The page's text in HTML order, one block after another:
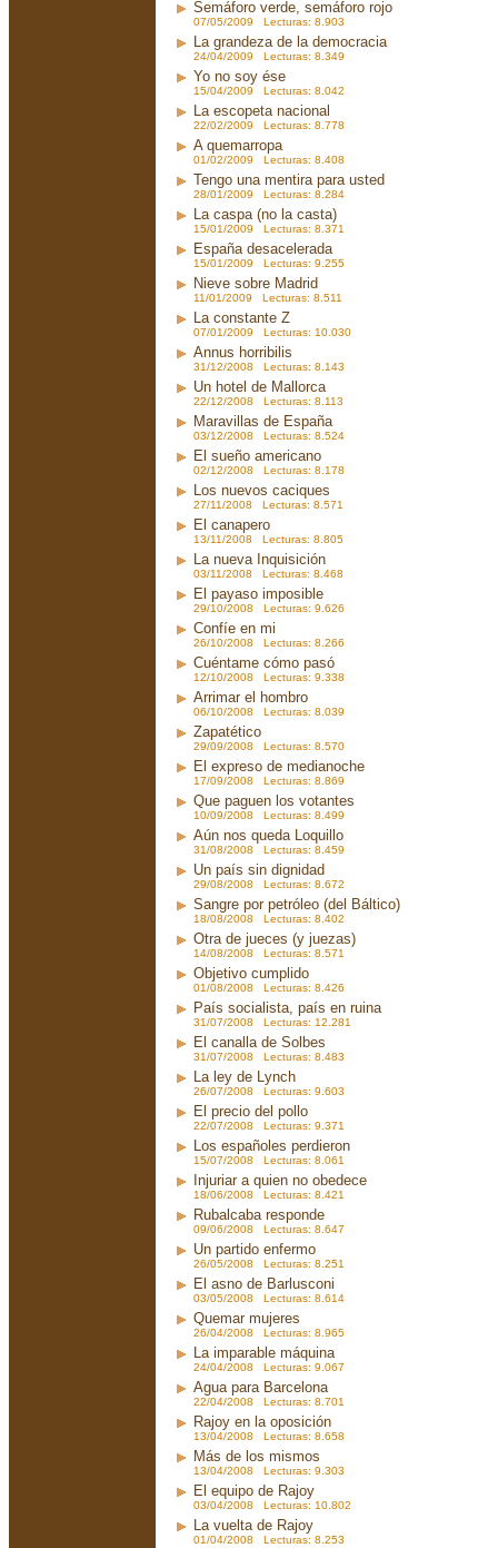
Semáforo verde, semáforo rojo
07/05/2009 Lecturas: 8.903
La grandeza de la democracia
24/04/2009 Lecturas: 8.349
Yo no soy ése
15/04/2009 Lecturas: 8.042
La escopeta nacional
22/02/2009 Lecturas: 8.778
A quemarropa
01/02/2009 Lecturas: 8.408
Tengo una mentira para usted
28/01/2009 Lecturas: 8.284
La caspa (no la casta)
15/01/2009 Lecturas: 8.371
España desacelerada
15/01/2009 Lecturas: 9.255
Nieve sobre Madrid
11/01/2009 Lecturas: 8.511
La constante Z
07/01/2009 Lecturas: 10.030
Annus horribilis
31/12/2008 Lecturas: 8.143
Un hotel de Mallorca
22/12/2008 Lecturas: 8.113
Maravillas de España
03/12/2008 Lecturas: 8.524
El sueño americano
02/12/2008 Lecturas: 8.178
Los nuevos caciques
27/11/2008 Lecturas: 8.571
El canapero
13/11/2008 Lecturas: 8.805
La nueva Inquisición
03/11/2008 Lecturas: 8.468
El payaso imposible
29/10/2008 Lecturas: 9.626
Confíe en mi
26/10/2008 Lecturas: 8.266
Cuéntame cómo pasó
12/10/2008 Lecturas: 9.338
Arrimar el hombro
06/10/2008 Lecturas: 8.039
Zapatético
29/09/2008 Lecturas: 8.570
El expreso de medianoche
17/09/2008 Lecturas: 8.869
Que paguen los votantes
10/09/2008 Lecturas: 8.499
Aún nos queda Loquillo
31/08/2008 Lecturas: 8.459
Un país sin dignidad
29/08/2008 Lecturas: 8.672
Sangre por petróleo (del Báltico)
18/08/2008 Lecturas: 8.402
Otra de jueces (y juezas)
14/08/2008 Lecturas: 8.571
Objetivo cumplido
01/08/2008 Lecturas: 8.426
País socialista, país en ruina
31/07/2008 Lecturas: 12.281
El canalla de Solbes
31/07/2008 Lecturas: 8.483
La ley de Lynch
26/07/2008 Lecturas: 9.603
El precio del pollo
22/07/2008 Lecturas: 9.371
Los españoles perdieron
15/07/2008 Lecturas: 8.061
Injuriar a quien no obedece
18/06/2008 Lecturas: 8.421
Rubalcaba responde
09/06/2008 Lecturas: 8.647
Un partido enfermo
26/05/2008 Lecturas: 8.251
El asno de Barlusconi
03/05/2008 Lecturas: 8.614
Quemar mujeres
26/04/2008 Lecturas: 8.965
La imparable máquina
24/04/2008 Lecturas: 9.067
Agua para Barcelona
22/04/2008 Lecturas: 8.701
Rajoy en la oposición
13/04/2008 Lecturas: 8.658
Más de los mismos
13/04/2008 Lecturas: 9.303
El equipo de Rajoy
03/04/2008 Lecturas: 10.802
La vuelta de Rajoy
01/04/2008 Lecturas: 8.253